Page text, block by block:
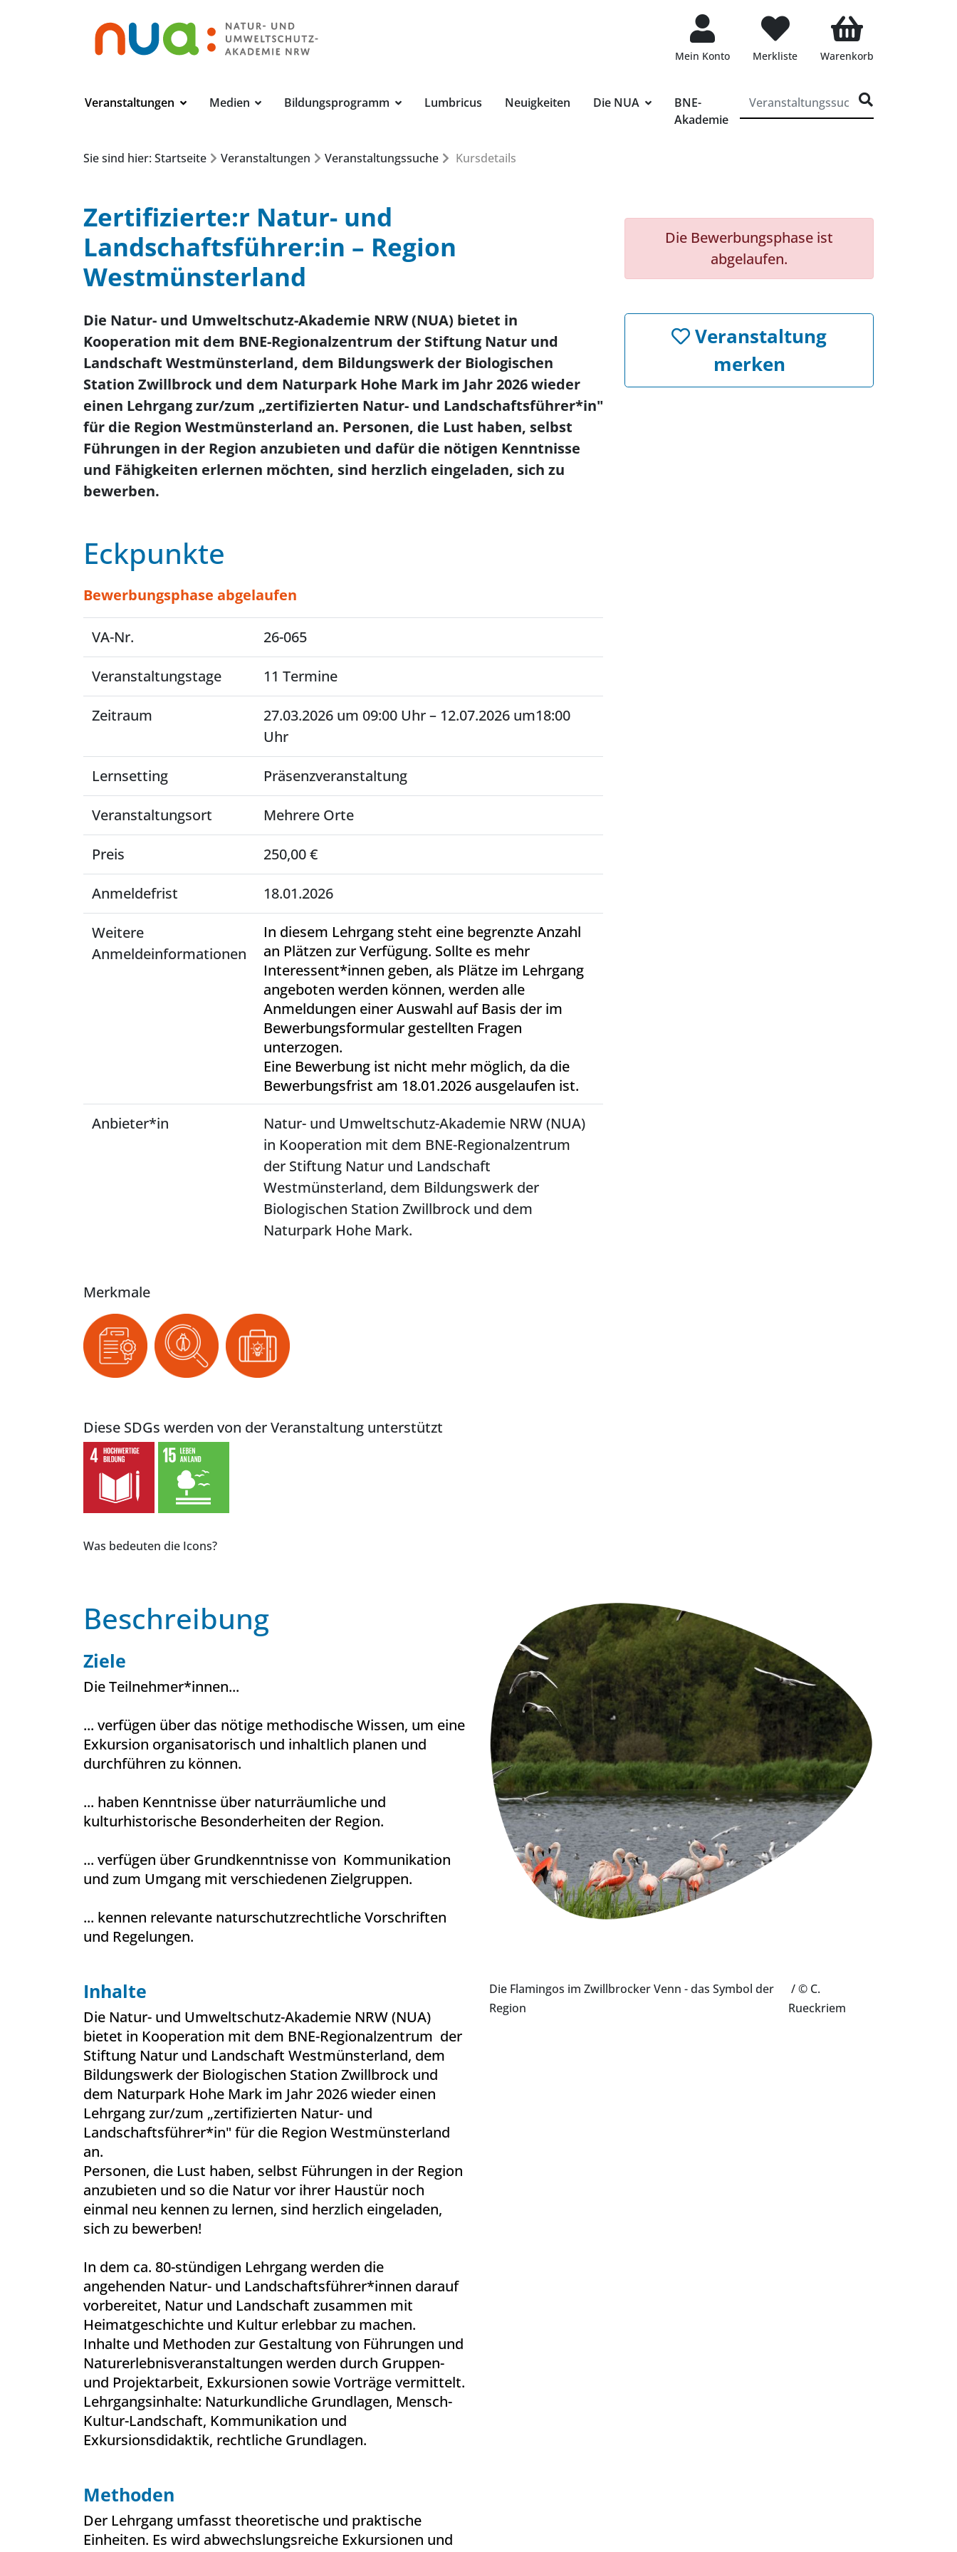
Mein Konto Merkliste Warenkorb
Veranstaltungen Medien Bildungsprogramm Lumbricus Neuigkeiten Die NUA
BNE-
Akademie
Sie sind hier: Startseite Veranstaltungen Veranstaltungssuche Kursdetails
Zertifizierte:r Natur- und
Landschaftsführer:in – Region
Westmünsterland
Die Natur- und Umweltschutz-Akademie NRW (NUA) bietet in
Kooperation mit dem BNE-Regionalzentrum der Stiftung Natur und
Landschaft Westmünsterland, dem Bildungswerk der Biologischen
Station Zwillbrock und dem Naturpark Hohe Mark im Jahr 2026 wieder
einen Lehrgang zur/zum „zertifizierten Natur- und Landschaftsführer*in"
für die Region Westmünsterland an. Personen, die Lust haben, selbst
Führungen in der Region anzubieten und dafür die nötigen Kenntnisse
und Fähigkeiten erlernen möchten, sind herzlich eingeladen, sich zu
bewerben.
Eckpunkte
Bewerbungsphase abgelaufen
VA-Nr. 26-065
Veranstaltungstage 11 Termine
Zeitraum
27.03.2026 um 09:00 Uhr – 12.07.2026 um18:00
Uhr
Lernsetting Präsenzveranstaltung
Veranstaltungsort Mehrere Orte
Preis 250,00 €
Anmeldefrist 18.01.2026
Weitere
Anmeldeinformationen
In diesem Lehrgang steht eine begrenzte Anzahl
an Plätzen zur Verfügung. Sollte es mehr
Interessent*innen geben, als Plätze im Lehrgang
angeboten werden können, werden alle
Anmeldungen einer Auswahl auf Basis der im
Bewerbungsformular gestellten Fragen
unterzogen.
Eine Bewerbung ist nicht mehr möglich, da die
Bewerbungsfrist am 18.01.2026 ausgelaufen ist.
Anbieter*in
Natur- und Umweltschutz-Akademie NRW (NUA)
in Kooperation mit dem BNE-Regionalzentrum
der Stiftung Natur und Landschaft
Westmünsterland, dem Bildungswerk der
Biologischen Station Zwillbrock und dem
Naturpark Hohe Mark.
Merkmale
Diese SDGs werden von der Veranstaltung unterstützt
Was bedeuten die Icons?
Die Bewerbungsphase ist
abgelaufen.
Veranstaltung
merken
Beschreibung
Ziele
Die Teilnehmer*innen...
... verfügen über das nötige methodische Wissen, um eine
Exkursion organisatorisch und inhaltlich planen und
durchführen zu können.
... haben Kenntnisse über naturräumliche und
kulturhistorische Besonderheiten der Region.
... verfügen über Grundkenntnisse von Kommunikation
und zum Umgang mit verschiedenen Zielgruppen.
... kennen relevante naturschutzrechtliche Vorschriften
und Regelungen.
Inhalte
Die Natur- und Umweltschutz-Akademie NRW (NUA)
bietet in Kooperation mit dem BNE-Regionalzentrum der
Stiftung Natur und Landschaft Westmünsterland, dem
Bildungswerk der Biologischen Station Zwillbrock und
dem Naturpark Hohe Mark im Jahr 2026 wieder einen
Lehrgang zur/zum „zertifizierten Natur- und
Landschaftsführer*in" für die Region Westmünsterland
an.
Personen, die Lust haben, selbst Führungen in der Region
anzubieten und so die Natur vor ihrer Haustür noch
einmal neu kennen zu lernen, sind herzlich eingeladen,
sich zu bewerben!
In dem ca. 80-stündigen Lehrgang werden die
angehenden Natur- und Landschaftsführer*innen darauf
vorbereitet, Natur und Landschaft zusammen mit
Heimatgeschichte und Kultur erlebbar zu machen.
Inhalte und Methoden zur Gestaltung von Führungen und
Naturerlebnisveranstaltungen werden durch Gruppen-
und Projektarbeit, Exkursionen sowie Vorträge vermittelt.
Lehrgangsinhalte: Naturkundliche Grundlagen, Mensch-
Kultur-Landschaft, Kommunikation und
Exkursionsdidaktik, rechtliche Grundlagen.
Methoden
Der Lehrgang umfasst theoretische und praktische
Einheiten. Es wird abwechslungsreiche Exkursionen und
Die Flamingos im Zwillbrocker Venn - das Symbol der
Region
/ © C.
Rueckriem